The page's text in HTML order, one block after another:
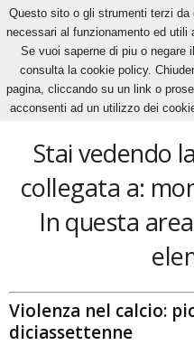
Home Tags Montesano salentino
montesano
Stai vedendo
collegata a:
In questa
Violenza nel calcio:
diciassettenne
Questo sito o gli strumenti terzi
necessari al funzionamento ed
Se vuoi saperne di piu o negare
consulta la cookie policy.
pagina, cliccando su un link o
acconsenti ad un utilizzo dei